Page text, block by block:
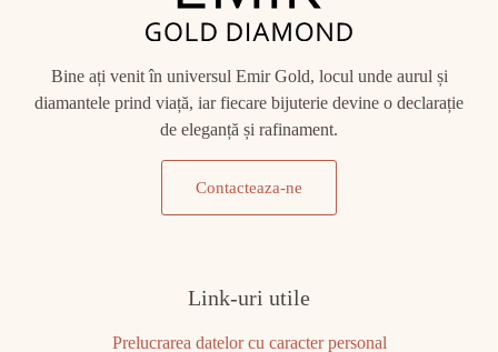
Bine ați venit în universul Emir Gold, locul unde aurul și
diamantele prind viață, iar fiecare bijuterie devine o declarație
de eleganță și rafinament.
Contacteaza-ne
Link-uri utile
Prelucrarea datelor cu caracter personal